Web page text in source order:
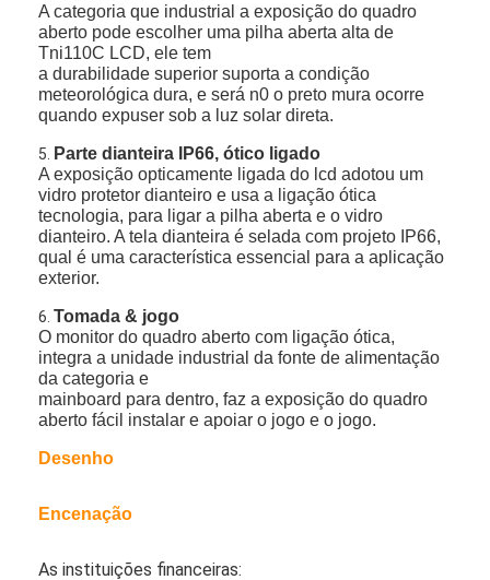
Casa
Produtos
A categoria que industrial a exposição do quadro
aberto pode escolher uma pilha aberta alta de
Tni110C LCD, ele tem
a durabilidade superior suporta a condição
meteorológica dura, e será n0 o preto mura ocorre
quando expuser sob a luz solar direta.
5.
Parte dianteira IP66, ótico ligado
A exposição opticamente ligada do lcd adotou um
vidro protetor dianteiro e usa a ligação ótica
tecnologia, para ligar a pilha aberta e o vidro
dianteiro. A tela dianteira é selada com projeto IP66,
qual é uma característica essencial para a aplicação
exterior.
6.Tomada & jogo
O monitor do quadro aberto com ligação ótica,
integra a unidade industrial da fonte de alimentação
da categoria e
mainboard para dentro, faz a exposição do quadro
aberto fácil instalar e apoiar o jogo e o jogo.
Desenho
Encenação
As instituições financeiras: